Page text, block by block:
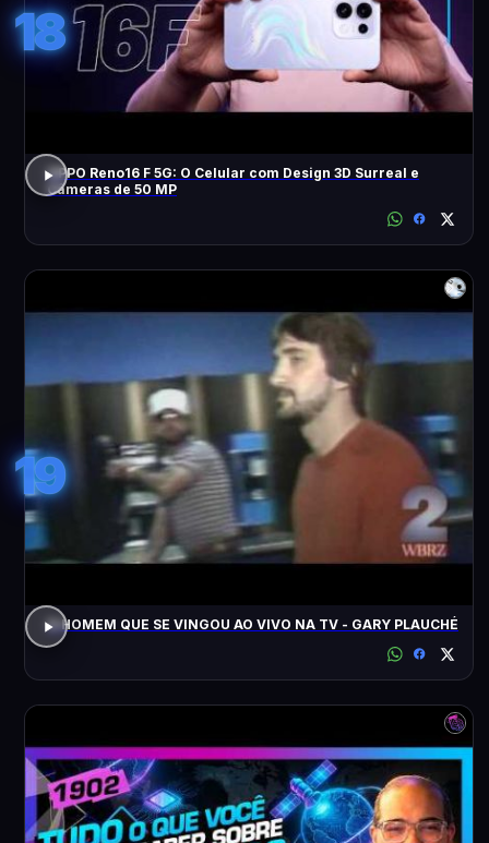
18
OPPO Reno16 F 5G: O Celular com Design 3D Surreal e
Câmeras de 50 MP
19
O HOMEM QUE SE VINGOU AO VIVO NA TV - GARY PLAUCHÉ